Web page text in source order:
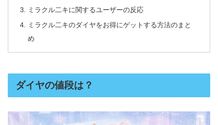
ミラクル二キに関するユーザーの反応
ミラクル二キのダイヤをお得にゲットする方法のまと
め
ダイヤの値段は？